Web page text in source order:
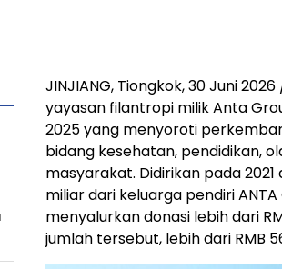
JINJIANG, Tiongkok, 30 Juni
yayasan filantropi milik Anta
2025 yang menyoroti
bidang kesehatan, pendidikan,
masyarakat. Didirikan pada 2021
miliar dari keluarga pendiri
menyalurkan donasi lebih dari
jumlah tersebut, lebih dari RMB